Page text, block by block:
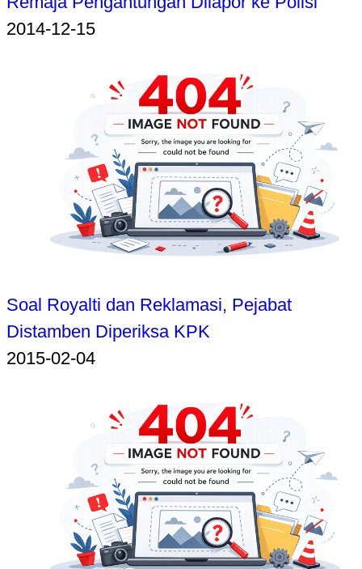
2014-12-15
Soal Royalti dan Reklamasi, Pejabat
Distamben Diperiksa KPK
2015-02-04